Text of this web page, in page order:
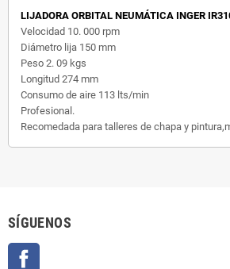
LIJADORA ORBITAL NEUMÁTICA INGER
Velocidad 10. 000 rpm
Diámetro lija 150 mm
Peso 2. 09 kgs
Longitud 274 mm
Consumo de aire 113 lts/min
Profesional.
Recomedada para talleres de chapa y
SÍGUENOS